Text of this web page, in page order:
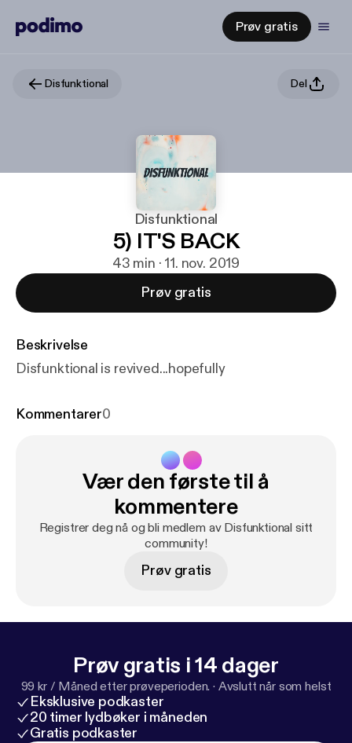
Prøv gratis
Disfunktional Del
Disfunktional
5) IT'S BACK
43 min · 11. nov. 2019
Prøv gratis
Beskrivelse
Disfunktional is revived...hopefully
Kommentarer0
Vær den første til å
kommentere
Registrer deg nå og bli medlem av Disfunktional sitt
community!
Prøv gratis
Prøv gratis i 14 dager
99 kr / Måned etter prøveperioden. · Avslutt når som helst
Eksklusive podkaster
20 timer lydbøker i måneden
Gratis podkaster